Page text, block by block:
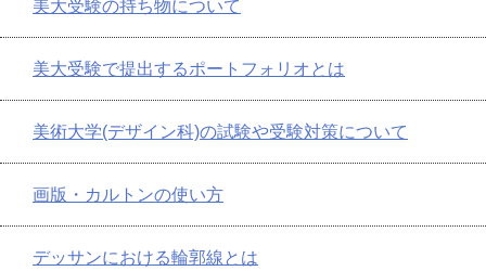
美大受験の持ち物について
美大受験で提出するポートフォリオとは
美術大学(デザイン科)の試験や受験対策について
画版・カルトンの使い方
デッサンにおける輪郭線とは